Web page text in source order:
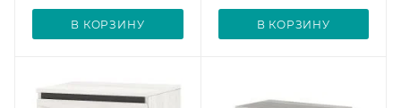
В КОРЗИНУ В КОРЗИНУ